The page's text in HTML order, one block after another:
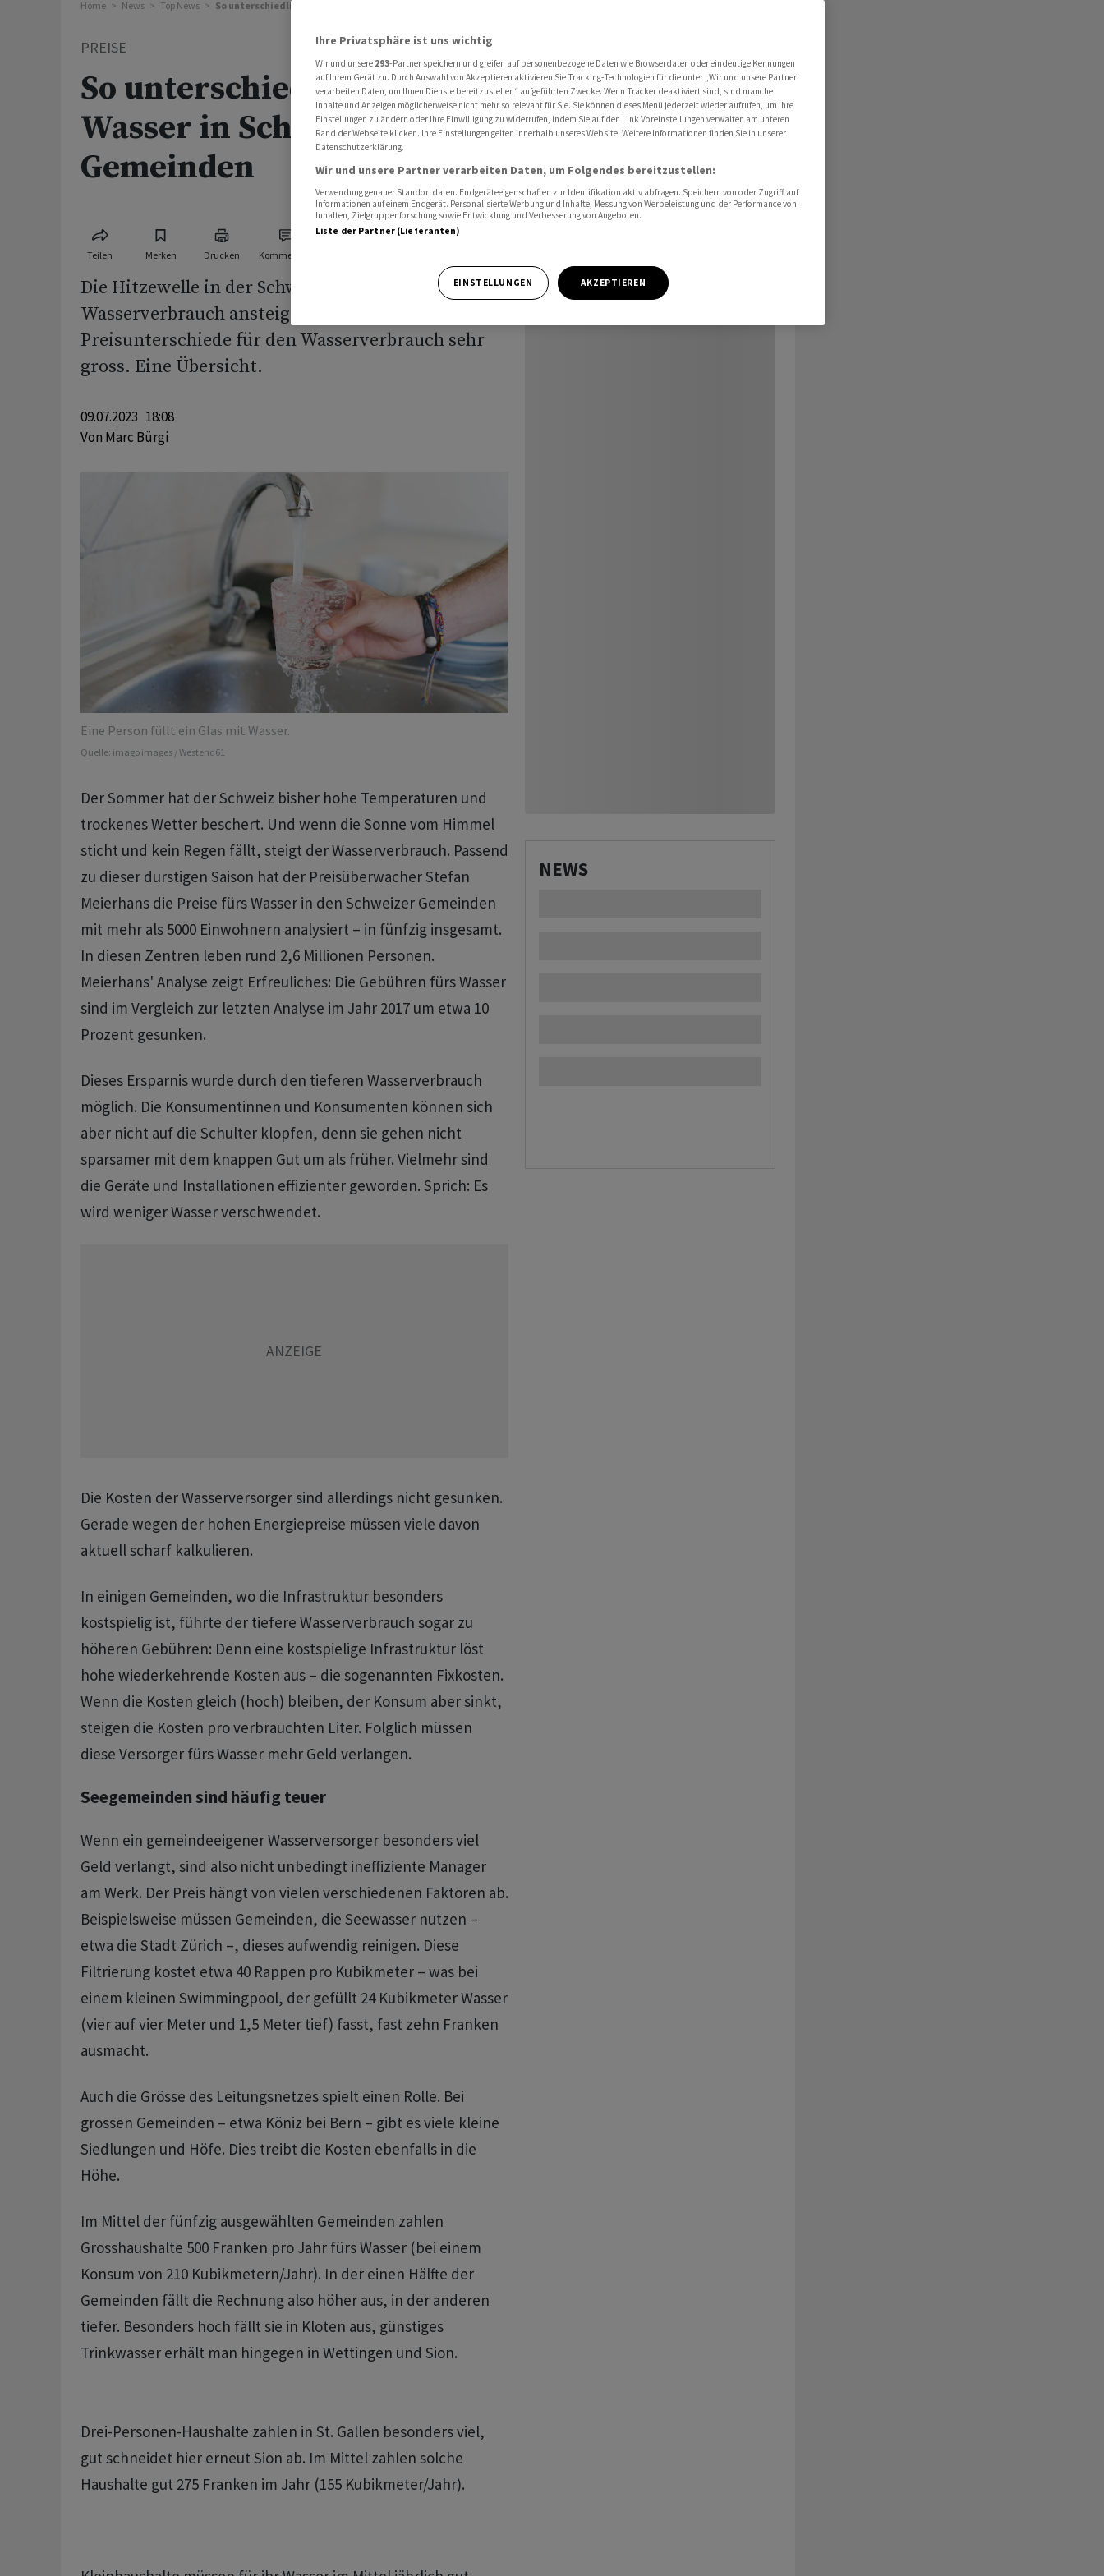
Home News Top News So unterschiedlich teuer ist Wasser in Schweizer Gemeinden
PREISE
So unterschiedlich teuer ist
Wasser in Schweizer
Gemeinden
Teilen Merken Drucken Kommentare
Die Hitzewelle in der Schweiz lässt den
Wasserverbrauch ansteigen. Allerdings sind die
Preisunterschiede für den Wasserverbrauch sehr
gross. Eine Übersicht.
09.07.2023 18:08
Von Marc Bürgi
Eine Person füllt ein Glas mit Wasser.
Quelle: imago images / Westend61
Der Sommer hat der Schweiz bisher hohe Temperaturen und
trockenes Wetter beschert. Und wenn die Sonne vom Himmel
sticht und kein Regen fällt, steigt der Wasserverbrauch. Passend
zu dieser durstigen Saison hat der Preisüberwacher Stefan
Meierhans die Preise fürs Wasser in den Schweizer Gemeinden
mit mehr als 5000 Einwohnern analysiert – in fünfzig insgesamt.
In diesen Zentren leben rund 2,6 Millionen Personen.
Meierhans' Analyse zeigt Erfreuliches: Die Gebühren fürs Wasser
sind im Vergleich zur letzten Analyse im Jahr 2017 um etwa 10
Prozent gesunken.
Dieses Ersparnis wurde durch den tieferen Wasserverbrauch
möglich. Die Konsumentinnen und Konsumenten können sich
aber nicht auf die Schulter klopfen, denn sie gehen nicht
sparsamer mit dem knappen Gut um als früher. Vielmehr sind
die Geräte und Installationen effizienter geworden. Sprich: Es
wird weniger Wasser verschwendet.
Die Kosten der Wasserversorger sind allerdings nicht gesunken.
Gerade wegen der hohen Energiepreise müssen viele davon
aktuell scharf kalkulieren.
In einigen Gemeinden, wo die Infrastruktur besonders
kostspielig ist, führte der tiefere Wasserverbrauch sogar zu
höheren Gebühren: Denn eine kostspielige Infrastruktur löst
hohe wiederkehrende Kosten aus – die sogenannten Fixkosten.
Wenn die Kosten gleich (hoch) bleiben, der Konsum aber sinkt,
steigen die Kosten pro verbrauchten Liter. Folglich müssen
diese Versorger fürs Wasser mehr Geld verlangen.
Seegemeinden sind häufig teuer
Wenn ein gemeindeeigener Wasserversorger besonders viel
Geld verlangt, sind also nicht unbedingt ineffiziente Manager
am Werk. Der Preis hängt von vielen verschiedenen Faktoren ab.
Beispielsweise müssen Gemeinden, die Seewasser nutzen –
etwa die Stadt Zürich –, dieses aufwendig reinigen. Diese
Filtrierung kostet etwa 40 Rappen pro Kubikmeter – was bei
einem kleinen Swimmingpool, der gefüllt 24 Kubikmeter Wasser
(vier auf vier Meter und 1,5 Meter tief) fasst, fast zehn Franken
ausmacht.
Auch die Grösse des Leitungsnetzes spielt einen Rolle. Bei
grossen Gemeinden – etwa Köniz bei Bern – gibt es viele kleine
Siedlungen und Höfe. Dies treibt die Kosten ebenfalls in die
Höhe.
Im Mittel der fünfzig ausgewählten Gemeinden zahlen
Grosshaushalte 500 Franken pro Jahr fürs Wasser (bei einem
Konsum von 210 Kubikmetern/Jahr). In der einen Hälfte der
Gemeinden fällt die Rechnung also höher aus, in der anderen
tiefer. Besonders hoch fällt sie in Kloten aus, günstiges
Trinkwasser erhält man hingegen in Wettingen und Sion.
Drei-Personen-Haushalte zahlen in St. Gallen besonders viel,
gut schneidet hier erneut Sion ab. Im Mittel zahlen solche
Haushalte gut 275 Franken im Jahr (155 Kubikmeter/Jahr).
NEWS
Ihre Privatsphäre ist uns wichtig
Wir und unsere 293-Partner speichern und greifen auf personenbezogene Daten wie Browserdaten oder eindeutige Kennungen
auf Ihrem Gerät zu. Durch Auswahl von Akzeptieren aktivieren Sie Tracking-Technologien für die unter „Wir und unsere Partner
verarbeiten Daten, um Ihnen Dienste bereitzustellen“ aufgeführten Zwecke. Wenn Tracker deaktiviert sind, sind manche
Inhalte und Anzeigen möglicherweise nicht mehr so relevant für Sie. Sie können dieses Menü jederzeit wieder aufrufen, um Ihre
Einstellungen zu ändern oder Ihre Einwilligung zu widerrufen, indem Sie auf den Link Voreinstellungen verwalten am unteren
Rand der Webseite klicken. Ihre Einstellungen gelten innerhalb unseres Website. Weitere Informationen finden Sie in unserer
Datenschutzerklärung.
Wir und unsere Partner verarbeiten Daten, um Folgendes bereitzustellen:
Verwendung genauer Standortdaten. Endgeräteeigenschaften zur Identifikation aktiv abfragen. Speichern von oder Zugriff auf
Informationen auf einem Endgerät. Personalisierte Werbung und Inhalte, Messung von Werbeleistung und der Performance von
Inhalten, Zielgruppenforschung sowie Entwicklung und Verbesserung von Angeboten.
Liste der Partner (Lieferanten)
EINSTELLUNGEN AKZEPTIEREN